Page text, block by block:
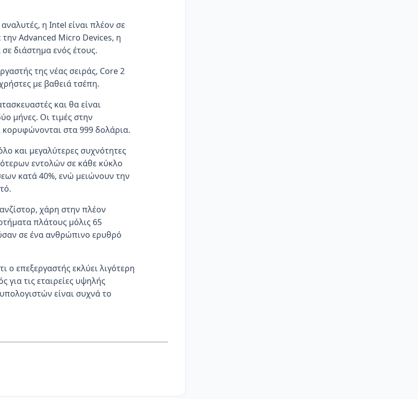
η Intel είναι πλέον σε
Advanced Micro Devices, η
διάστημα ενός έτους.
της νέας σειράς, Core 2
με βαθειά τσέπη.
και θα είναι
μήνες. Οι τιμές στην
κορυφώνονται στα 999 δολάρια.
και μεγαλύτερες συχνότητες
εντολών σε κάθε κύκλο
κατά 40%, ενώ μειώνουν την
χάρη στην πλέον
πλάτους μόλις 65
σε ένα ανθρώπινο ερυθρό
ο επεξεργαστής εκλύει λιγότερη
για τις εταιρείες υψηλής
είναι συχνά το